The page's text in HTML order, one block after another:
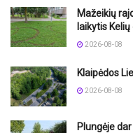
Mažeikių
laikytis
2026-08-08
Klaipėdos
2026-08-08
Plungėje